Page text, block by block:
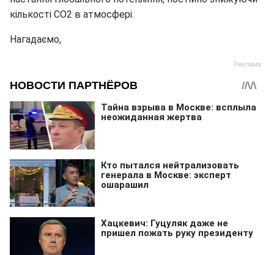
кількості СО2 в атмосфері.
Нагадаємо,